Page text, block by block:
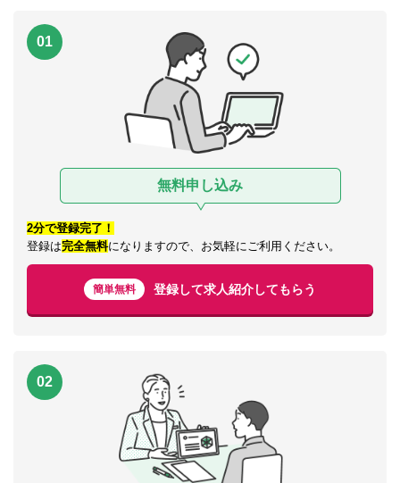
01
無料申し込み
2分で登録完了！
登録は完全無料になりますので、お気軽にご利用ください。
簡単無料 登録して求人紹介してもらう
02